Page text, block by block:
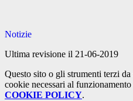
Notizie
Ultima revisione il 21-06-2019
Questo sito o gli strumenti terzi
cookie necessari al
COOKIE POLICY.